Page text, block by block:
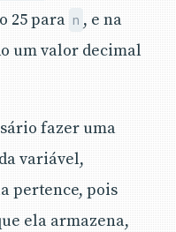
25 para n , e na
um valor decimal
fazer uma
variável,
pertence, pois
ela armazena,